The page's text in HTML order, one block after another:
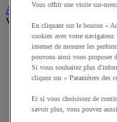
Aires de jeux exterieur
Voir tous les produits
Dalles
Jeux sur ressort
Balançoires
Cabanes
Jeux de grimpe,
Panneaux
Vous offrir une visite sur-
En cliquant sur le bouton «
cookies avec votre
internet de mesurer les
pouvons ainsi vous proposer
Si vous souhaitez plus
cliquez sur « Paramètres des
Et si vous choisissez de
savoir plus, vous pouvez